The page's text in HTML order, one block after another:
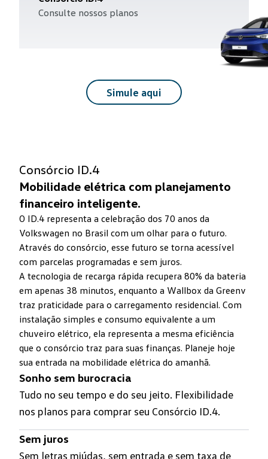
Consulte nossos planos
Simule aqui
Consórcio ID.4
Mobilidade elétrica com planejamento
financeiro inteligente.
O ID.4 representa a celebração dos 70 anos da
Volkswagen no Brasil com um olhar para o futuro.
Através do consórcio, esse futuro se torna acessível
com parcelas programadas e sem juros.
A tecnologia de recarga rápida recupera 80% da bateria
em apenas 38 minutos, enquanto a Wallbox da Greenv
traz praticidade para o carregamento residencial. Com
instalação simples e consumo equivalente a um
chuveiro elétrico, ela representa a mesma eficiência
que o consórcio traz para suas finanças. Planeje hoje
sua entrada na mobilidade elétrica do amanhã.
Sonho sem burocracia
Tudo no seu tempo e do seu jeito. Flexibilidade
nos planos para comprar seu Consórcio ID.4.
Sem juros
Sem letras miúdas, sem entrada e sem taxa de